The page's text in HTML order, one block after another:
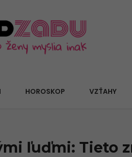
HOROSKOP VZŤAHY
ľuďmi: Tieto